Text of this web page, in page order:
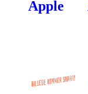
Apple